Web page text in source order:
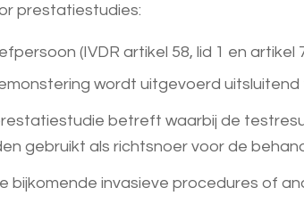
prestatiestudies:
(IVDR artikel 58, lid 1 en artikel
wordt uitgevoerd
betreft waarbij de
gebruikt als richtsnoer voor de
bijkomende invasieve procedures of